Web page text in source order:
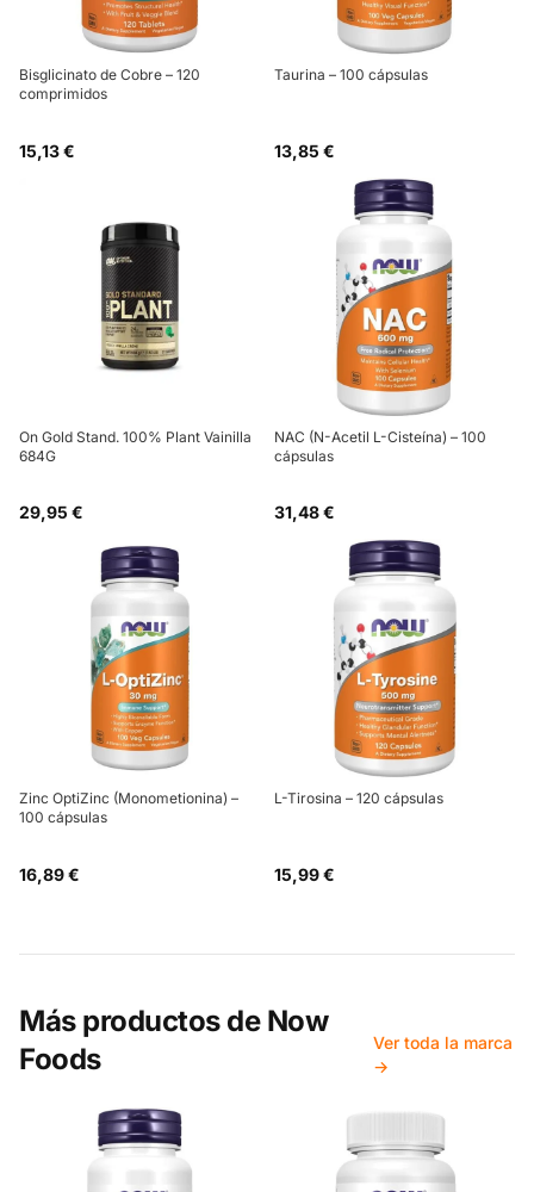
Bisglicinato de Cobre – 120
comprimidos
15,13 €
Taurina – 100 cápsulas
13,85 €
On Gold Stand. 100% Plant Vainilla
684G
29,95 €
NAC (N-Acetil L-Cisteína) – 100
cápsulas
31,48 €
Zinc OptiZinc (Monometionina) –
100 cápsulas
16,89 €
L-Tirosina – 120 cápsulas
15,99 €
Más productos de Now
Foods
Ver toda la marca
→